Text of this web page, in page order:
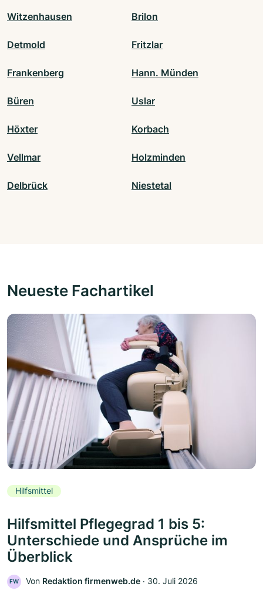
Witzenhausen Brilon
Detmold Fritzlar
Frankenberg Hann. Münden
Büren Uslar
Höxter Korbach
Vellmar Holzminden
Delbrück Niestetal
Neueste Fachartikel
Hilfsmittel
Hilfsmittel Pflegegrad 1 bis 5:
Unterschiede und Ansprüche im
Überblick
FW Von Redaktion firmenweb.de ‧ 30. Juli 2026